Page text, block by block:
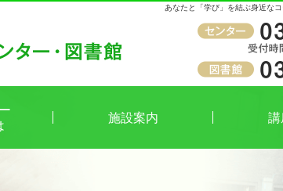
あなたと「学び」を結ぶ身近な
受付時間
午前9時～午後8時（窓口
施設案内